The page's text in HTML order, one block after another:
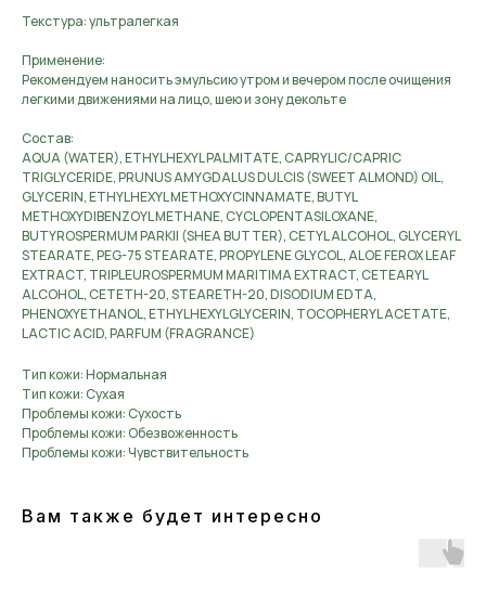
Текстура: ультралегкая
Применение:
Рекомендуем наносить эмульсию утром и вечером после очищения
легкими движениями на лицо, шею и зону декольте
Состав:
AQUA (WATER), ETHYLHEXYL PALMITATE, CAPRYLIC/CAPRIC
TRIGLYCERIDE, PRUNUS AMYGDALUS DULCIS (SWEET ALMOND) OIL,
GLYCERIN, ETHYLHEXYL METHOXYCINNAMATE, BUTYL
METHOXYDIBENZOYL METHANE, CYCLOPENTASILOXANE,
BUTYROSPERMUM PARKII (SHEA BUTTER), CETYL ALCOHOL, GLYCERYL
STEARATE, PEG-75 STEARATE, PROPYLENE GLYCOL, ALOE FEROX LEAF
EXTRACT, TRIPLEUROSPERMUM MARITIMA EXTRACT, CETEARYL
ALCOHOL, CETETH-20, STEARETH-20, DISODIUM EDTA,
PHENOXYETHANOL, ETHYLHEXYLGLYCERIN, TOCOPHERYL ACETATE,
LACTIC ACID, PARFUM (FRAGRANCE)
Тип кожи: Нормальная
Тип кожи: Сухая
Проблемы кожи: Сухость
Проблемы кожи: Обезвоженность
Проблемы кожи: Чувствительность
Вам также будет интересно